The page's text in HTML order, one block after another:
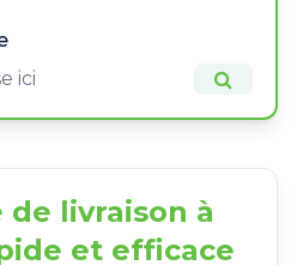
de livraison à
et efficace